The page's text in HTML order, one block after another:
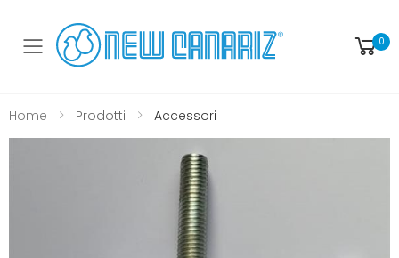
Toggle mobile menu 0
Home Prodotti Accessori